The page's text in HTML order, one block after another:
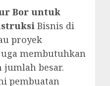
Bor untuk
Bisnis di
proyek
membutuhkan
jumlah besar.
pembuatan